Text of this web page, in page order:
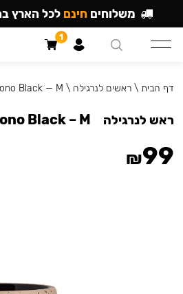
דף הבית \ראשים לנרגילה \
Black — M
ראש לנרגילה Black – M
₪99
משלוחים חינם לכל הארץ
1